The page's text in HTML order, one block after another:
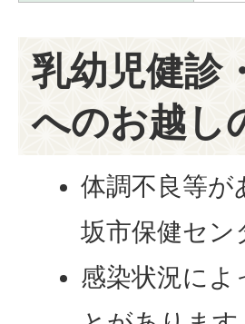
乳幼児健診
へのお越し
体調不良等が
坂市保健セン
感染状況に